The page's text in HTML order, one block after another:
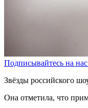
Подписывайтесь на
Звёзды российского
Она отметила, что